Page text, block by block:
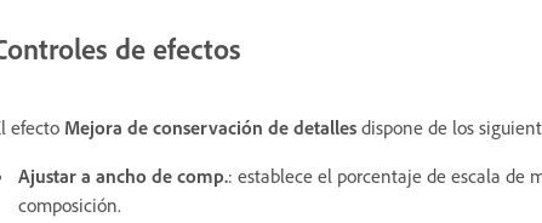
de efectos
efecto Mejora de conservación de detalles dispone de los
Ajustar a ancho de comp.: establece el porcentaje de escala de
composición.